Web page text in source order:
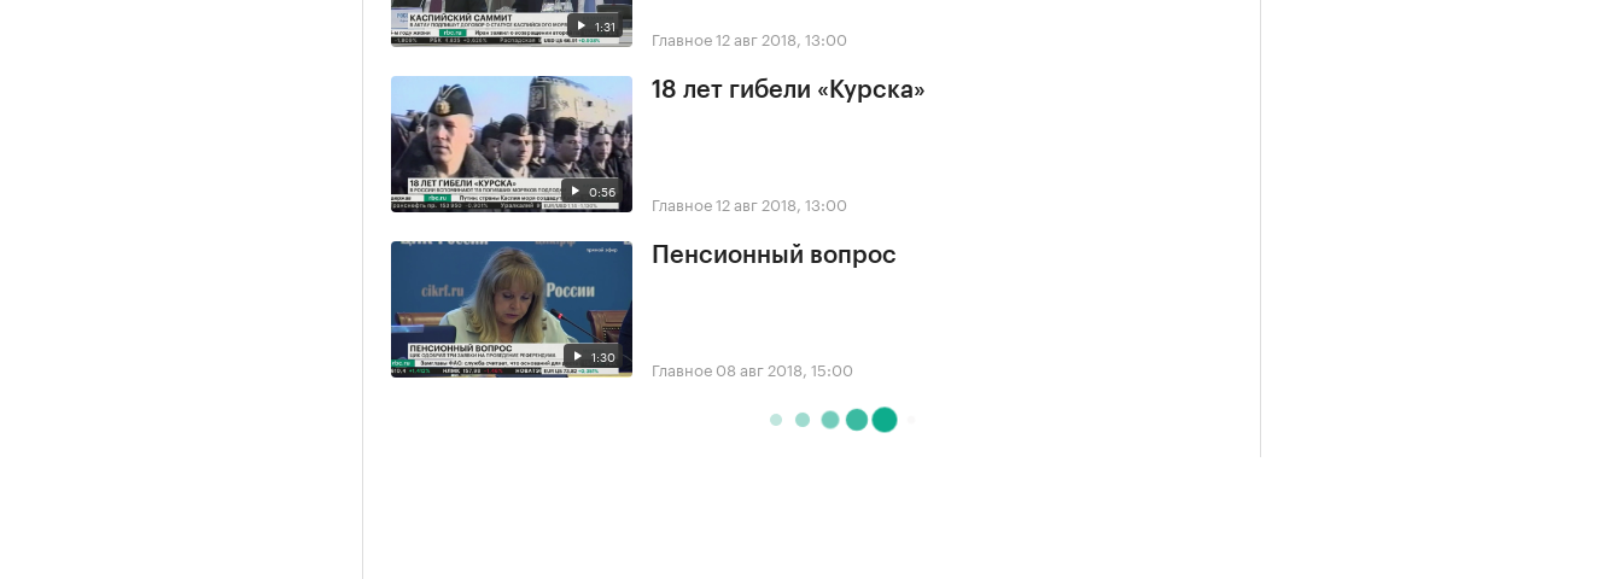
1:31 Главное12 авг 2018, 13:00
0:56
18 лет гибели «Курска»
Главное12 авг 2018, 13:00
1:30
Пенсионный вопрос
Главное 08 авг 2018, 15:00